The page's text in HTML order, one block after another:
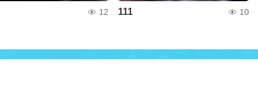
12 111 10